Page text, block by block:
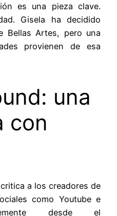
es una pieza clave.
Gisela ha decidido
Bellas Artes, pero una
provienen de esa
una
con
a los creadores de
como Youtube e
desde el